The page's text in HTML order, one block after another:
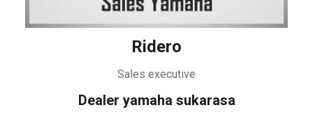
Ridero
Sales executive
Dealer yamaha sukarasa